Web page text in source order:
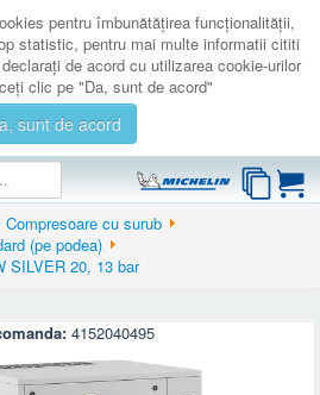
pentru îmbunătăţirea funcţionalităţii,
statistic, pentru mai multe informatii cititi
de acord cu utilizarea cookie-urilor
clic pe "Da, sunt de acord"
sunt de acord
Compresoare cu surub
(pe podea)
SILVER 20, 13 bar
4152040495